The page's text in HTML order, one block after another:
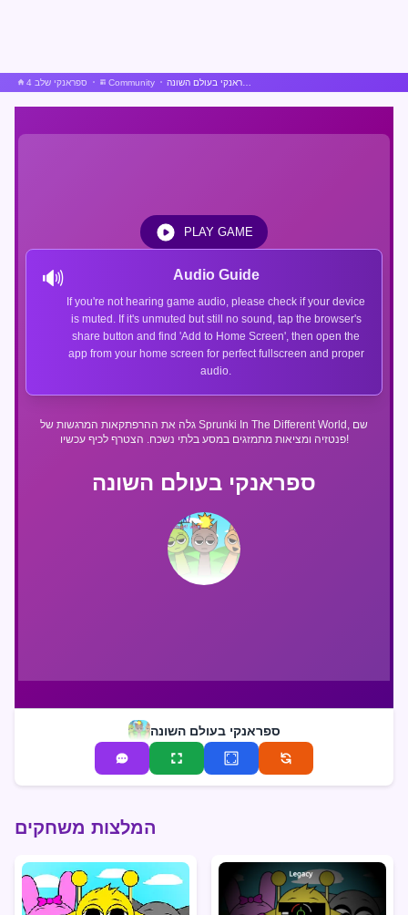
ספראנקי שלב 4 Community
ספראנקי בעולם השונה
גלה את ההרפתקאות המרגשות של Sprunki In The Different World, שם
פנטזיה ומציאות מתמזגים במסע בלתי נשכח. הצטרף לכיף עכשיו!
🔊 Audio Guide
If you're not hearing game audio, please check if your device
is muted. If it's unmuted but still no sound, tap the browser's
share button and find 'Add to Home Screen', then open the
app from your home screen for perfect fullscreen and proper
audio.
PLAY GAME
ספראנקי בעולם השונה
המלצות משחקים